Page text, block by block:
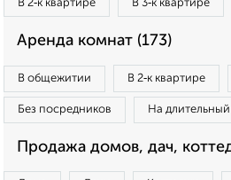
В 2‑к квартире В 3‑к квартире
Аренда комнат (173)
В общежитии В 2‑к квартире
Без посредников На
Продажа домов, дач,